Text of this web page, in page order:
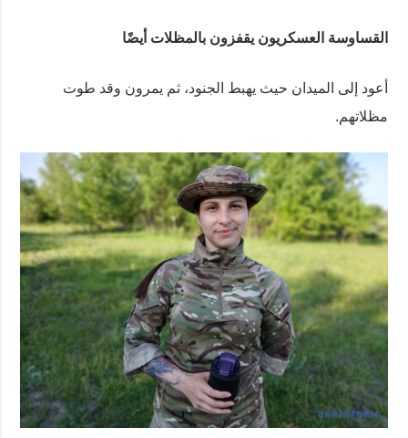
القساوسة العسكريون يقفزون بالمظلات أيضًا
أعود إلى الميدان حيث يهبط الجنود، ثم يمرون وقد طوت
مظلاتهم.